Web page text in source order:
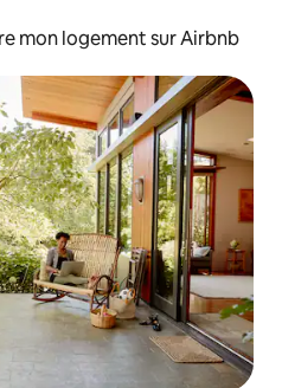
mon logement sur Airbnb